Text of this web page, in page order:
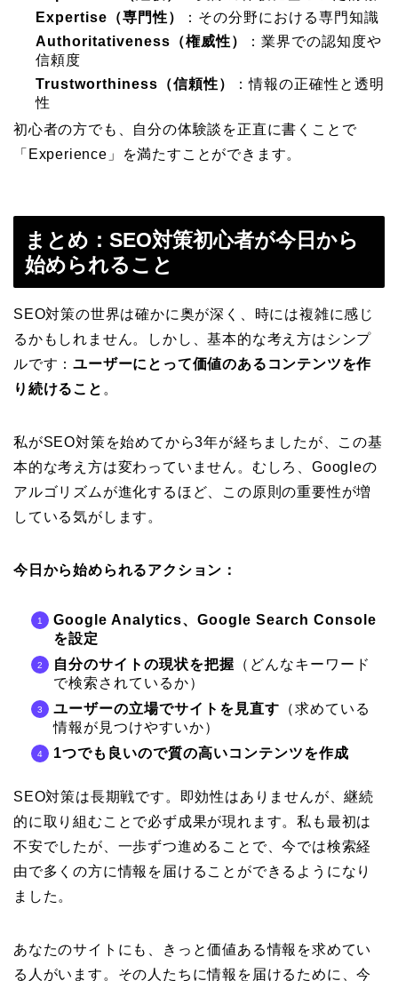
Expertise（専門性）
：その分野における専門知識
Authoritativeness（権威性）
：業界での認知度や
信頼度
Trustworthiness（信頼性）
：情報の正確性と透明
性
初心者の方でも、自分の体験談を正直に書くことで
「Experience」を満たすことができます。
まとめ：SEO対策初心者が今日から
始められること
SEO対策の世界は確かに奥が深く、時には複雑に感じ
るかもしれません。しかし、基本的な考え方はシンプ
ルです：ユーザーにとって価値のあるコンテンツを作
り続けること 。
私がSEO対策を始めてから3年が経ちましたが、この基
本的な考え方は変わっていません。むしろ、Googleの
アルゴリズムが進化するほど、この原則の重要性が増
している気がします。
今日から始められるアクション：
Google Analytics、Google Search Console
を設定
自分のサイトの現状を把握 （どんなキーワード
で検索されているか）
ユーザーの立場でサイトを見直す （求めている
情報が見つけやすいか）
1つでも良いので質の高いコンテンツを作成
SEO対策は長期戦です。即効性はありませんが、継続
的に取り組むことで必ず成果が現れます。私も最初は
不安でしたが、一歩ずつ進めることで、今では検索経
由で多くの方に情報を届けることができるようになり
ました。
あなたのサイトにも、きっと価値ある情報を求めてい
る人がいます。その人たちに情報を届けるために、今